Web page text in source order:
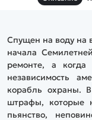
Спущен на воду на
начала
ремонте, а
независимость
корабль охраны.
штрафы, которые
пьянство,